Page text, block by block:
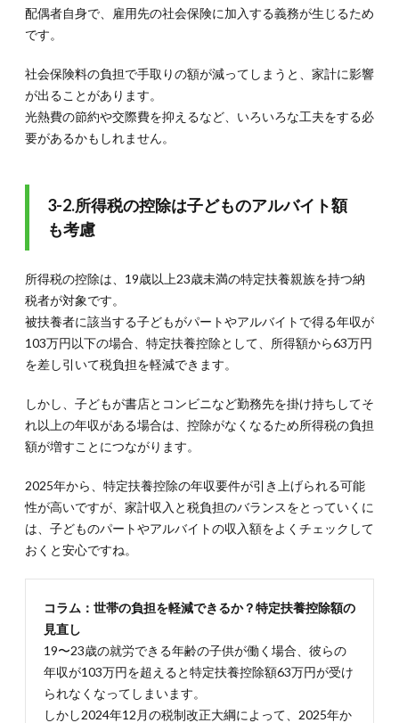
配偶者自身で、雇用先の社会保険に加入する義務が生じるため
です。
社会保険料の負担で手取りの額が減ってしまうと、家計に影響
が出ることがあります。
光熱費の節約や交際費を抑えるなど、いろいろな工夫をする必
要があるかもしれません。
3-2.所得税の控除は子どものアルバイト額
も考慮
所得税の控除は、19歳以上23歳未満の特定扶養親族を持つ納
税者が対象です。
被扶養者に該当する子どもがパートやアルバイトで得る年収が
103万円以下の場合、特定扶養控除として、所得額から63万円
を差し引いて税負担を軽減できます。
しかし、子どもが書店とコンビニなど勤務先を掛け持ちしてそ
れ以上の年収がある場合は、控除がなくなるため所得税の負担
額が増すことにつながります。
2025年から、特定扶養控除の年収要件が引き上げられる可能
性が高いですが、家計収入と税負担のバランスをとっていくに
は、子どものパートやアルバイトの収入額をよくチェックして
おくと安心ですね。
コラム：世帯の負担を軽減できるか？特定扶養控除額の
見直し
19〜23歳の就労できる年齢の子供が働く場合、彼らの
年収が103万円を超えると特定扶養控除額63万円が受け
られなくなってしまいます。
しかし2024年12月の税制改正大綱によって、2025年か